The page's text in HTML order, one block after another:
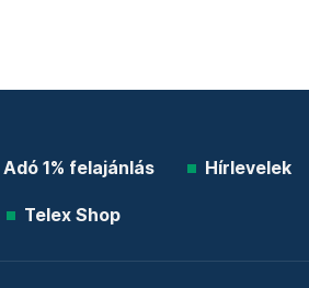
Adó 1% felajánlás Hírlevelek
Telex Shop